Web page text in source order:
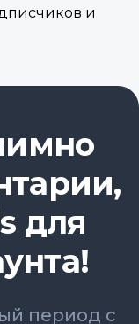
и
для
период с